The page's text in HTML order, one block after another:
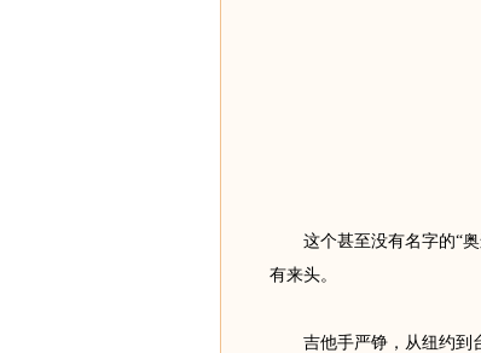
这个甚至没有名字的“奥
有来头。
吉他手严铮，从纽约到台